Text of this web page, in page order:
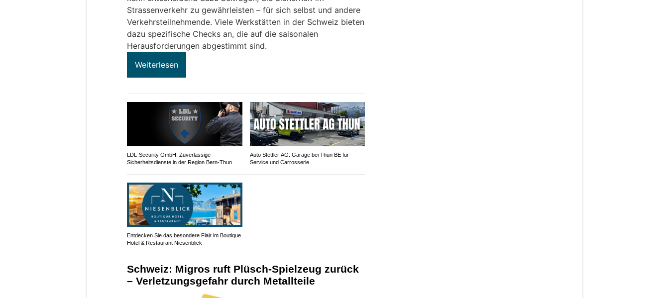
Strassenverkehr zu gewährleisten – für sich selbst und andere
Verkehrsteilnehmende. Viele Werkstätten in der Schweiz bieten
dazu spezifische Checks an, die auf die saisonalen
Herausforderungen abgestimmt sind.
Weiterlesen
LDL-Security GmbH: Zuverlässige
Sicherheitsdienste in der Region Bern-Thun
Auto Stettler AG: Garage bei Thun BE für
Service und Carrosserie
Entdecken Sie das besondere Flair im Boutique
Hotel & Restaurant Niesenblick
Schweiz: Migros ruft Plüsch-Spielzeug zurück
– Verletzungsgefahr durch Metallteile